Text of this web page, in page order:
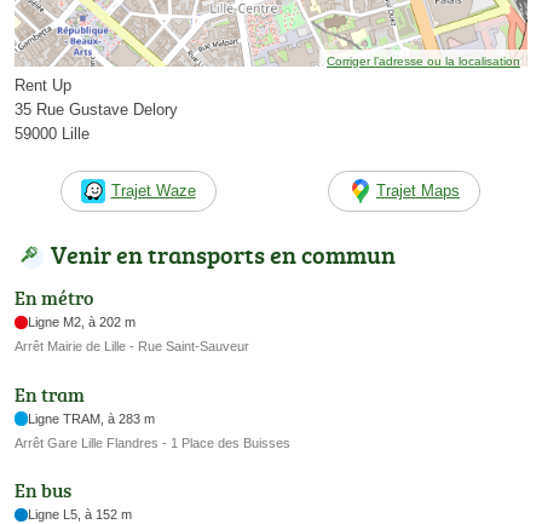
Corriger l’adresse ou la localisation
Rent Up
35 Rue Gustave Delory
59000 Lille
Trajet Waze Trajet Maps
Venir en transports en commun
En métro
Ligne M2, à 202 m
Arrêt Mairie de Lille - Rue Saint-Sauveur
En tram
Ligne TRAM, à 283 m
Arrêt Gare Lille Flandres - 1 Place des Buisses
En bus
Ligne L5, à 152 m